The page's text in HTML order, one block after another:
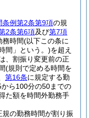
条例第2条第9項の規
2条第6項及び第7項
務時間(以下この条に
間」という。)を超え
、割振り変更前の正
(規則で定める時間を
第16条に規定する勤
ら100分の50までの
た額を時間外勤務手
の勤務時間が割り振